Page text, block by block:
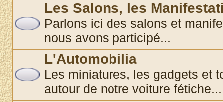
Les Salons, les
Parlons ici des salons et
nous avons participé...
L'Automobilia
Les miniatures, les gadgets et
autour de notre voiture fétiche...